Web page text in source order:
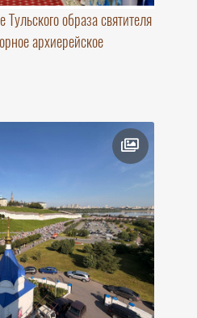
образа святителя
архиерейское